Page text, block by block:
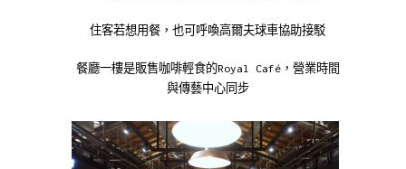
住客若想用餐，也可呼喚高爾夫球車協助接駁
餐廳一樓是販售咖啡輕食的Royal Café，營業時間
與傳藝中心同步